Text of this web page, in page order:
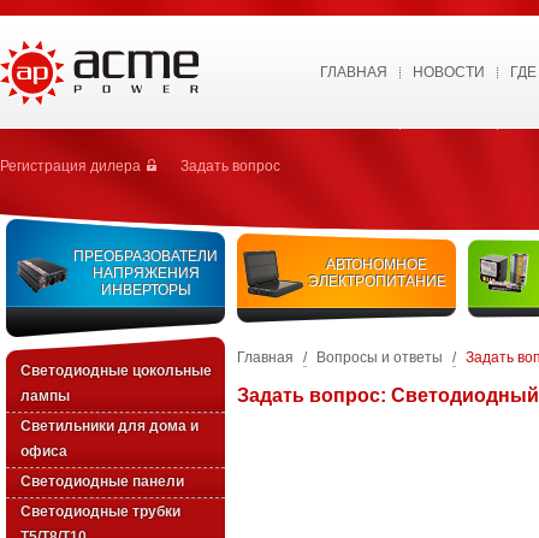
ГЛАВНАЯ НОВОСТИ
Регистрация дилера Задать вопрос
ПРЕОБРАЗОВАТЕЛИ
НАПРЯЖЕНИЯ
ИНВЕРТОРЫ
АВТОНОМНОЕ
ЭЛЕКТРОПИТАНИЕ
Светодиодные цокольные
лампы
Светильники для дома и
офиса
Светодиодные панели
Светодиодные трубки
Главная / Вопросы и ответы / Задать
Задать вопрос: Светодиодный